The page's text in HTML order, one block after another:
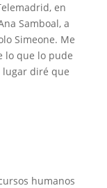
en
Samboal, a
Simeone. Me
lo que lo pude
lugar diré que
humanos